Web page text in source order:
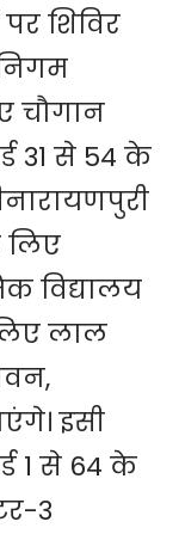
शिविर
चौगान
31 से 54 के
लिए
विद्यालय
लाल
इसी
1 से 64 के
3